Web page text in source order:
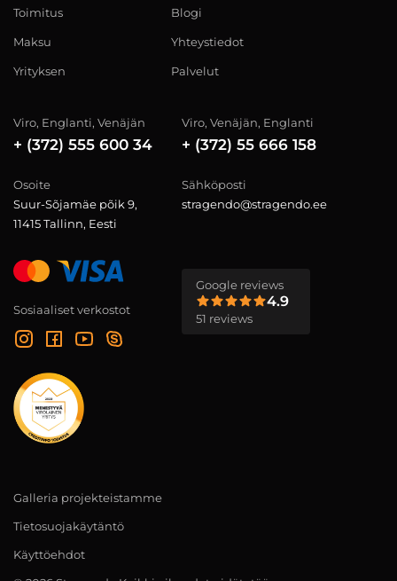
Toimitus
Maksu
Yrityksen
Blogi
Yhteystiedot
Palvelut
Viro, Englanti, Venäjän
+ (372) 555 600 34
Viro, Venäjän, Englanti
+ (372) 55 666 158
Osoite
Suur-Sõjamäe põik 9,
11415 Tallinn, Eesti
Sähköposti
stragendo@stragendo.ee
Sosiaaliset verkostot
Google reviews
4.9
51 reviews
Galleria projekteistamme
Tietosuojakäytäntö
Käyttöehdot